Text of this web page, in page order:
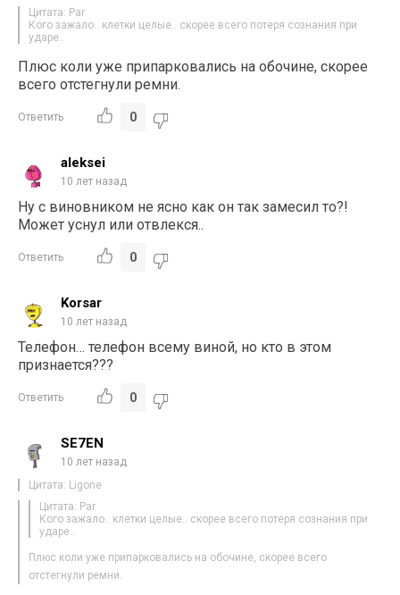
Цитата: Par
Кого зажало.. клетки целые.. скорее всего потеря сознания при
ударе..
Плюс коли уже припарковались на обочине, скорее
всего отстегнули ремни.
Ответить 0
aleksei
10 лет назад
Ну с виновником не ясно как он так замесил то?!
Может уснул или отвлекся..
Ответить 0
Korsar
10 лет назад
Телефон… телефон всему виной, но кто в этом
признается???
Ответить 0
SE7EN
10 лет назад
Цитата: Ligone
Цитата: Par
Кого зажало.. клетки целые.. скорее всего потеря сознания при
ударе..
Плюс коли уже припарковались на обочине, скорее всего
отстегнули ремни.